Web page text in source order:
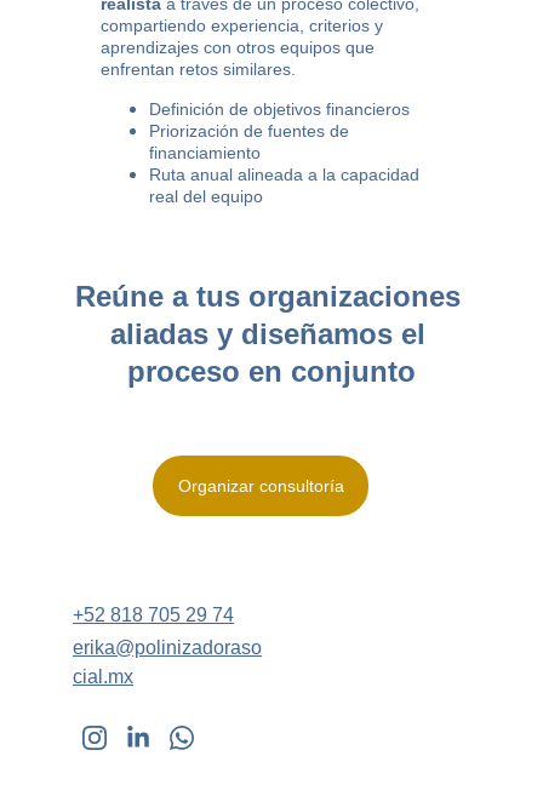
compartiendo experiencia, criterios y
aprendizajes con otros equipos que
enfrentan retos similares.
Definición de objetivos financieros
Priorización de fuentes de
financiamiento
Ruta anual alineada a la capacidad
real del equipo
Organizar consultoría
Reúne a tus organizaciones
aliadas y diseñamos el
proceso en conjunto
+52 818 705 29 74
erika@polinizadoraso
cial.mx